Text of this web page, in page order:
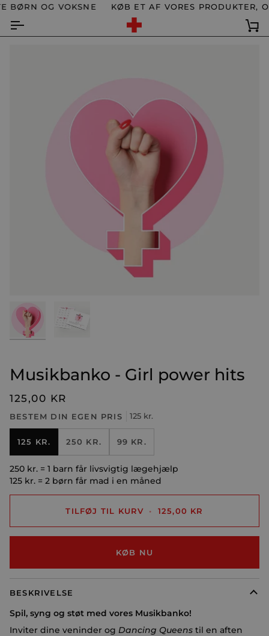
Spring
indhold
OG VOKSNE KØB ET AF VORES PRODUKTER,
Musikbanko - Girl power hits
125,00 KR
BESTEM DIN EGEN PRIS 125 kr.
125 KR. 250 KR. 99 KR.
250 kr. = 1 barn får livsvigtig lægehjælp
125 kr. = 2 børn får mad i en måned
TILFØJ TIL KURV • 125,00 KR
KØB NU
BESKRIVELSE
Spil, syng og støt med vores Musikbanko!
Inviter dine veninder og Dancing Queens til en aften